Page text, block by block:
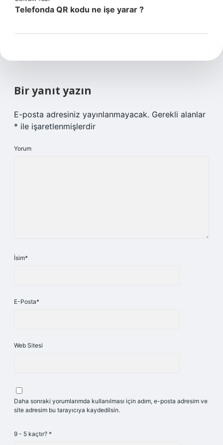
Telefonda QR kodu ne işe yarar ?
Bir yanıt yazın
E-posta adresiniz yayınlanmayacak. Gerekli alanlar
* ile işaretlenmişlerdir
Yorum
İsim*
E-Posta*
Web Sitesi
Daha sonraki yorumlarımda kullanılması için adım, e-posta adresim ve
site adresim bu tarayıcıya kaydedilsin.
9 - 5 kaçtır? *